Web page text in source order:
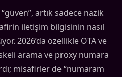
artık sadece nazik
iletişim bilgisinin nasıl
2026’da özellikle OTA ve
arama ve proxy numara
misafirler de “numaram